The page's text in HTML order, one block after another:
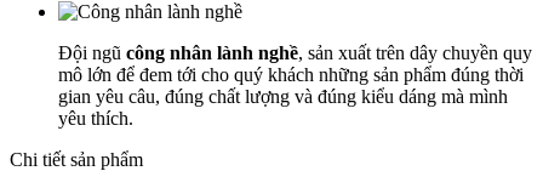
Đội ngũ công nhân lành nghề, sản xuất trên dây chuyền quy
mô lớn để đem tới cho quý khách những sản phẩm đúng thời
gian yêu câu, đúng chất lượng và đúng kiểu dáng mà mình
yêu thích.
Chi tiết sản phẩm